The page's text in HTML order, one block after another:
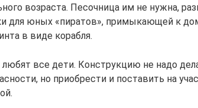
возраста. Песочница им не нужна,
для юных «пиратов», примыкающей к
в виде корабля.
любят все дети. Конструкцию не надо
но приобрести и поставить на